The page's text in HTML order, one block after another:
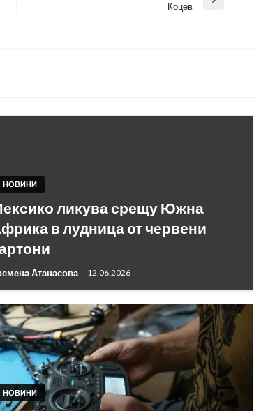
Коцев
НОВИНИ
ликува срещу Южна
в лудница от червени
Атанасова 12.06.2026
НОВИНИ